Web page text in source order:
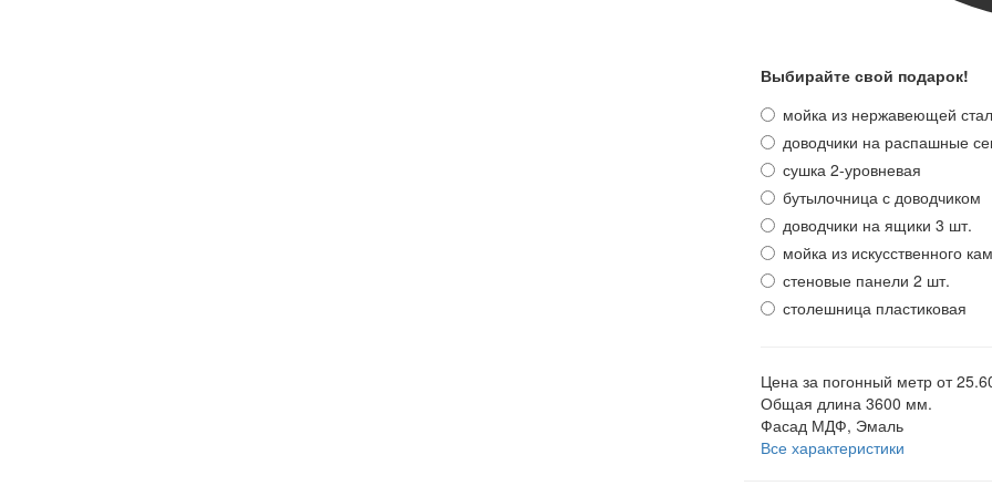
Выбирайте свой подарок!
мойка из нержавеющей
доводчики на распашные
сушка 2-уровневая
бутылочница с доводчиком
доводчики на ящики 3 шт.
мойка из искусственного
стеновые панели 2 шт.
столешница пластиковая
Цена за погонный метр от
Общая длина 3600 мм.
Фасад МДФ, Эмаль
Все характеристики